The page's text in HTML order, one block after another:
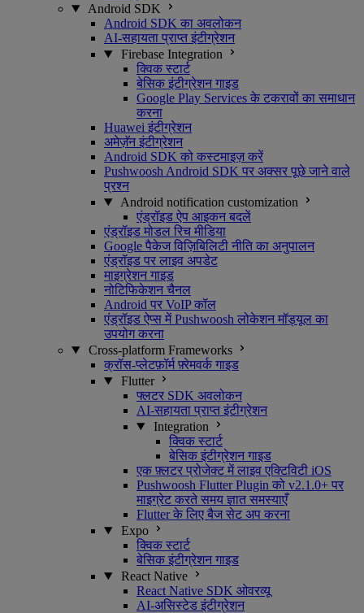
Android SDK
Android SDK का अवलोकन
AI-सहायता प्राप्त इंटीग्रेशन
Firebase Integration
क्विक स्टार्ट
बेसिक इंटीग्रेशन गाइड
Google Play Services के टकरावों का समाधान
करना
Huawei इंटीग्रेशन
अमेज़ॅन इंटीग्रेशन
Android SDK को कस्टमाइज़ करें
Pushwoosh Android SDK पर अक्सर पूछे जाने वाले
प्रश्न
Android notification customization
एंड्रॉइड ऐप आइकन बदलें
एंड्रॉइड मोडल रिच मीडिया
Google पैकेज विज़िबिलिटी नीति का अनुपालन
एंड्रॉइड पर लाइव अपडेट
माइग्रेशन गाइड
नोटिफिकेशन चैनल
Android पर VoIP कॉल
एंड्रॉइड ऐप्स में Pushwoosh लोकेशन मॉड्यूल का
उपयोग करना
Cross-platform Frameworks
क्रॉस-प्लेटफ़ॉर्म फ़्रेमवर्क गाइड
Flutter
फ्लटर SDK अवलोकन
AI-सहायता प्राप्त इंटीग्रेशन
Integration
क्विक स्टार्ट
बेसिक इंटीग्रेशन गाइड
एक फ़्लटर प्रोजेक्ट में लाइव एक्टिविटी iOS
Pushwoosh Flutter Plugin को v2.1.0+ पर
माइग्रेट करते समय ज्ञात समस्याएँ
Flutter के लिए बैज सेट अप करना
Expo
क्विक स्टार्ट
बेसिक इंटीग्रेशन गाइड
React Native
React Native SDK ओवरव्यू
AI-असिस्टेड इंटीग्रेशन